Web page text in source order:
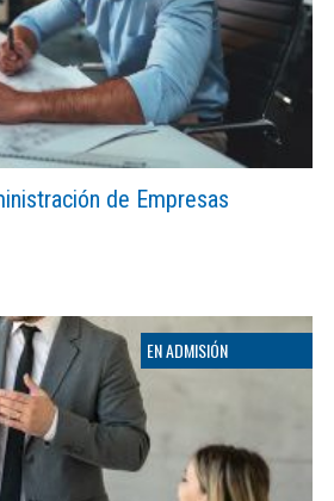
de Empresas